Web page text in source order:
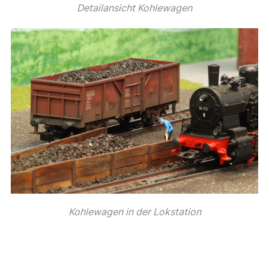
Detailansicht Kohlewagen
Kohlewagen in der Lokstation